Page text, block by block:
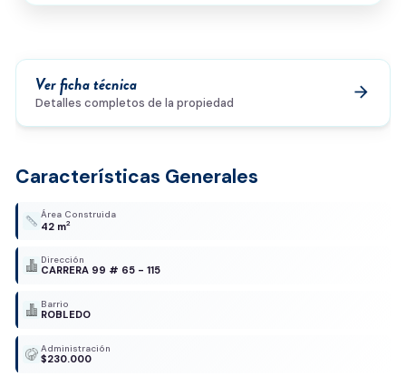
Ver ficha técnica
Detalles completos de la propiedad
arrow_forward
Características Generales
Área Construida
42 m2
Dirección
CARRERA 99 # 65 - 115
Barrio
ROBLEDO
Administración
$230.000